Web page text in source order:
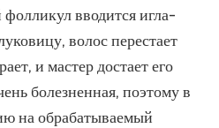
вводится игла-
волос перестает
и мастер достает его
болезненная, поэтому в
на обрабатываемый